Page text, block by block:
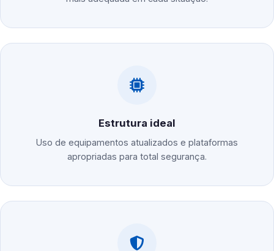
Estrutura ideal
Uso de equipamentos atualizados e plataformas
apropriadas para total segurança.